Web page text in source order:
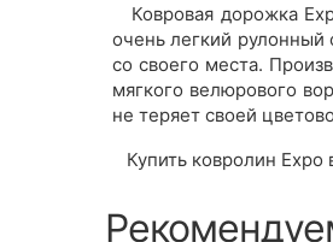
Ковровая дорожка
очень легкий рулонный
со своего места.
мягкого велюрового
не теряет своей
Купить ковролин